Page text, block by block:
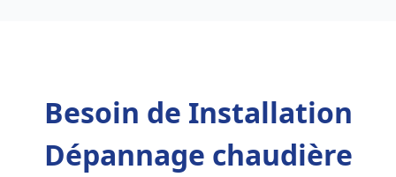
Besoin de Installation
Dépannage chaudière